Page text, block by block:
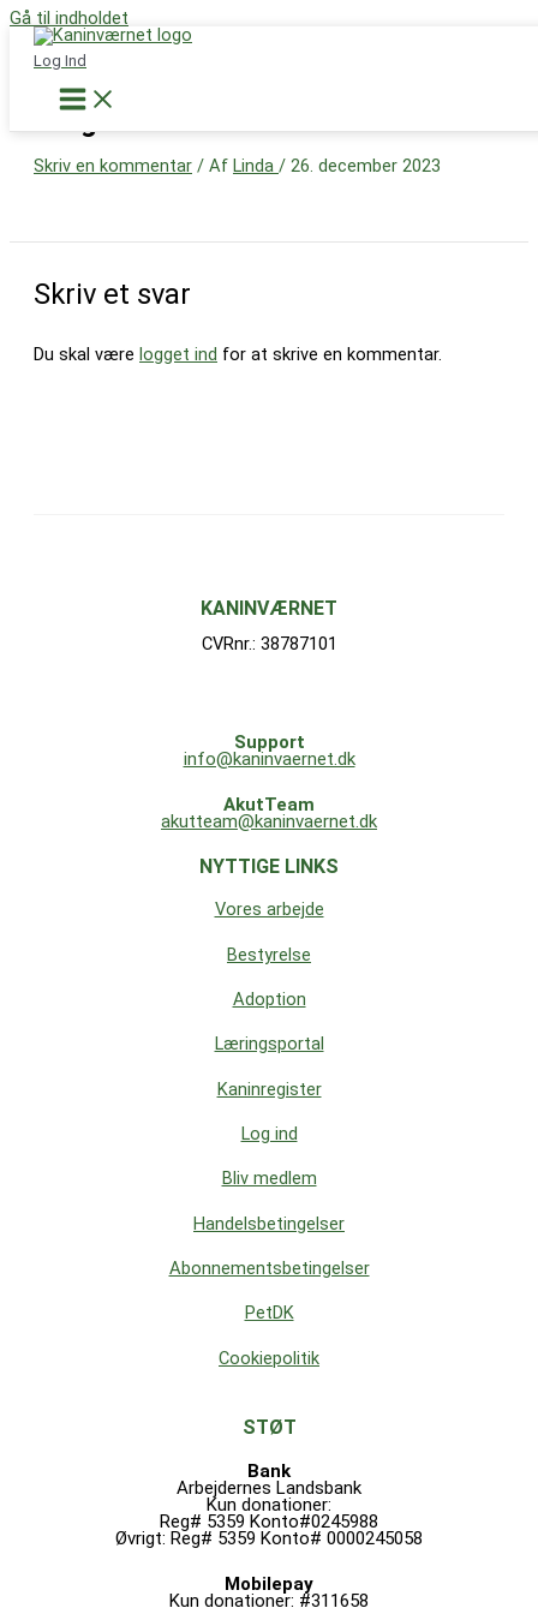
Gå til indholdet
Log Ind
Støt nu
image-1
Skriv en kommentar / Af Linda / 26. december 2023
Skriv et svar
Du skal være logget ind for at skrive en kommentar.
KANINVÆRNET
CVRnr.: 38787101
Support
info@kaninvaernet.dk
AkutTeam
akutteam@kaninvaernet.dk
NYTTIGE LINKS
Vores arbejde
Bestyrelse
Adoption
Læringsportal
Kaninregister
Log ind
Bliv medlem
Handelsbetingelser
Abonnementsbetingelser
PetDK
Cookiepolitik
STØT
Bank
Arbejdernes Landsbank
Kun donationer:
Reg# 5359 Konto#0245988
Øvrigt: Reg# 5359 Konto# 0000245058
Mobilepay
Kun donationer: #311658